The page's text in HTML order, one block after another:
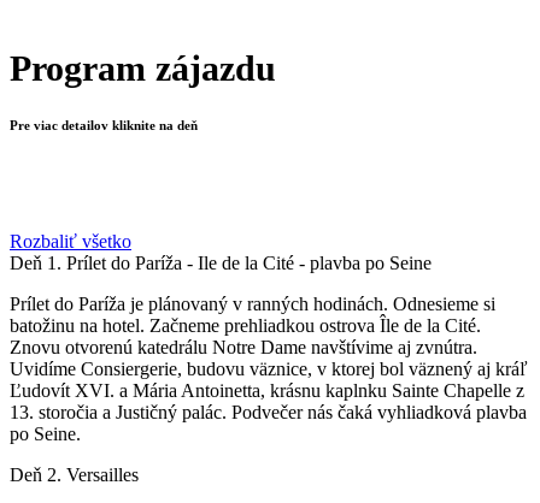
Program zájazdu
Pre viac detailov kliknite na deň
Rozbaliť všetko
Deň 1. Prílet do Paríža - Ile de la Cité - plavba po Seine
Prílet do Paríža je plánovaný v ranných hodinách. Odnesieme si
batožinu na hotel. Začneme prehliadkou ostrova Île de la Cité.
Znovu otvorenú katedrálu Notre Dame navštívime aj zvnútra.
Uvidíme Consiergerie, budovu väznice, v ktorej bol väznený aj kráľ
Ľudovít XVI. a Mária Antoinetta, krásnu kaplnku Sainte Chapelle z
13. storočia a Justičný palác. Podvečer nás čaká vyhliadková plavba
po Seine.
Deň 2. Versailles